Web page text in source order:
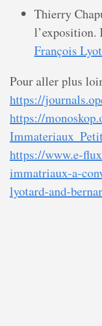
Thierry
l’exposition.
François
Pour aller plus
https://
https://
https://www.e-
immatriaux-a-
lyotard-and-